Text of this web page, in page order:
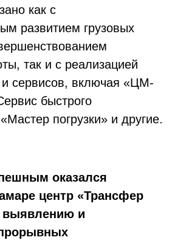
как с
развитием грузовых
так и с реализацией
и сервисов, включая «ЦМ-
быстрого
погрузки» и другие.
оказался
центр «Трансфер
выявлению и